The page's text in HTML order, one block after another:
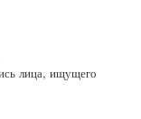
лица, ищущего